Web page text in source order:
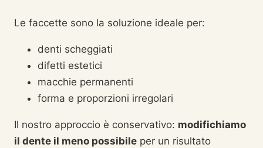
Le faccette sono la soluzione ideale per:
denti scheggiati
difetti estetici
macchie permanenti
forma e proporzioni irregolari
Il nostro approccio è conservativo: modifichiamo
il dente il meno possibile per un risultato